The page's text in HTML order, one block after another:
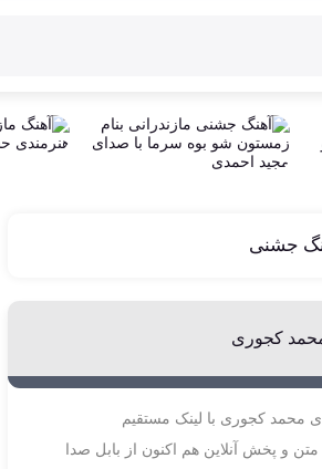
جشنی
محمد کجوری
محمد کجوری با لینک مستقیم
متن و پخش آنلاین هم اکنون از بابل صدا